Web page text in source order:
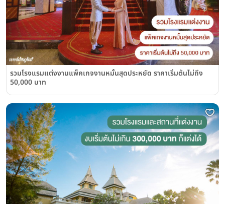
รวมโรงแรมแต่งงานแพ็คเกจงานหมั้นสุดประหยัด ราคาเริ่มต้นไม่ถึง
50,000 บาท